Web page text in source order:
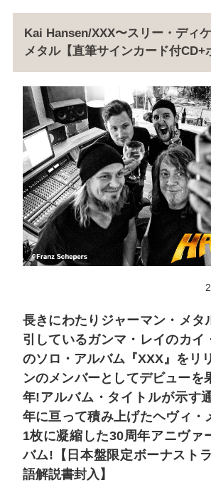
Kai Hansen/XXX〜スリー・ディ
メタル【直筆サインカード付CD+
長きにわたりジャーマン・メタ
引しているガンマ・レイのカイ
のソロ・アルバム『XXX』をリ
ンのメンバーとしてデビューを
年!アルバム・タイトルが示す
年に亘って積み上げたヘヴィ・
1枚に凝縮した30周年アニヴァ
バム!【日本盤限定ボーナスト
語解説書封入】